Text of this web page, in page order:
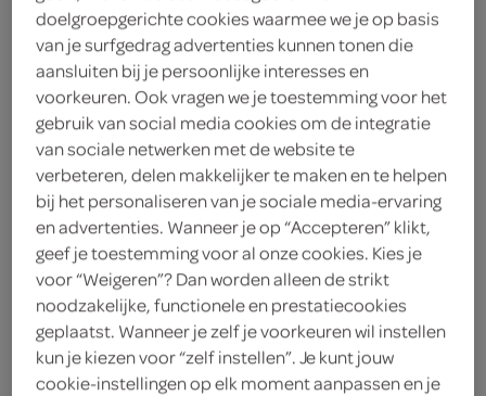
blaadje munt
100 milliliter melk
1 vanillestokje
400 milliliter santen
400 milliliter kokosmelk
kies je winkel
benodigdheden
doelgroepgerichte cookies waarmee we je op basis
van je surfgedrag advertenties kunnen tonen die
aansluiten bij je persoonlijke interesses en
voorkeuren. Ook vragen we je toestemming voor het
gebruik van social media cookies om de integratie
van sociale netwerken met de website te
verbeteren, delen makkelijker te maken en te helpen
bij het personaliseren van je sociale media-ervaring
en advertenties. Wanneer je op “Accepteren” klikt,
geef je toestemming voor al onze cookies. Kies je
voor “Weigeren”? Dan worden alleen de strikt
noodzakelijke, functionele en prestatiecookies
geplaatst. Wanneer je zelf je voorkeuren wil instellen
kun je kiezen voor “zelf instellen”. Je kunt jouw
cookie-instellingen op elk moment aanpassen en je